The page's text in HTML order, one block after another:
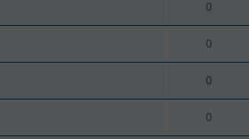
0
0
0
0